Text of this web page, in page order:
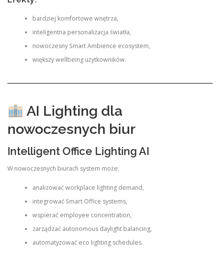
bardziej komfortowe wnętrza,
inteligentna personalizacja światła,
nowoczesny Smart Ambience ecosystem,
większy wellbeing użytkowników.
AI Lighting dla
nowoczesnych biur
Intelligent Office Lighting AI
W nowoczesnych biurach system może:
analizować workplace lighting demand,
integrować Smart Office systems,
wspierać employee concentration,
zarządzać autonomous daylight balancing,
automatyzować eco lighting schedules.